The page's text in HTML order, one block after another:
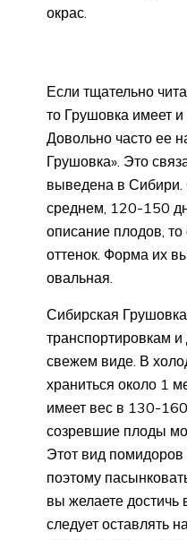
окрас.
Если тщательно
то Грушовка имеет
Довольно часто ее
Грушовка». Это
выведена в Сибири.
среднем, 120-150
описание плодов,
оттенок. Форма их
овальная.
Сибирская
транспортировкам и
свежем виде. В
храниться около 1
имеет вес в 130-
созревшие плоды
Этот вид помидоров
поэтому
вы желаете достичь
следует оставлять